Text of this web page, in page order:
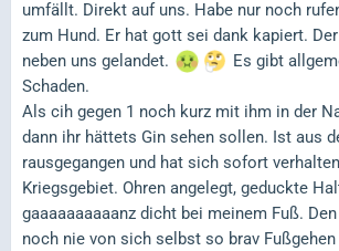
umfällt. Direkt auf uns. Habe nur noch
zum Hund. Er hat gott sei dank kapiert.
neben uns gelandet.
Es gibt
Schaden.
Als cih gegen 1 noch kurz mit ihm in der
dann ihr hättets Gin sehen sollen. Ist aus
rausgegangen und hat sich sofort
Kriegsgebiet. Ohren angelegt, geduckte
gaaaaaaaaaanz dicht bei meinem Fuß.
noch nie von sich selbst so brav